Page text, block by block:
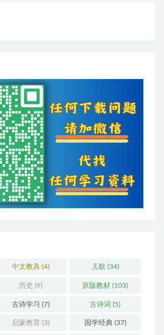
中文教具 (4) 儿歌 (34)
历史 (9) 原版教材 (103)
古诗学习 (7) 古诗词 (5)
启蒙教育 (3) 国学经典(37)